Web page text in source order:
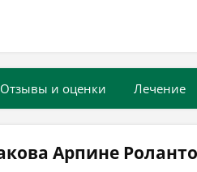
Отзывы и оценки Лечение
Арпине